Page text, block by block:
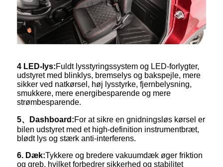
4 LED-lys:Fuldt lysstyringssystem og LED-forlygter,
udstyret med blinklys, bremselys og bakspejle, mere
sikker ved natkørsel, høj lysstyrke, fjernbelysning,
smukkere, mere energibesparende og mere
strømbesparende.
5、 Dashboard:For at sikre en gnidningsløs kørsel er
bilen udstyret med et high-definition instrumentbræt,
blødt lys og stærk anti-interferens.
6. Dæk:Tykkere og bredere vakuumdæk øger friktion
og greb, hvilket forbedrer sikkerhed og stabilitet